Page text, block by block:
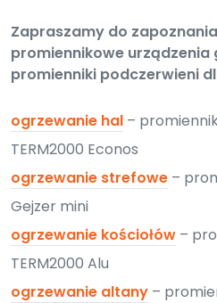
Zapraszamy do
promiennikowe urządzenia
promienniki podczerwieni
ogrzewanie hal –
TERM2000 Econos
ogrzewanie strefowe –
Gejzer mini
ogrzewanie kościołów –
TERM2000 Alu
ogrzewanie altany –